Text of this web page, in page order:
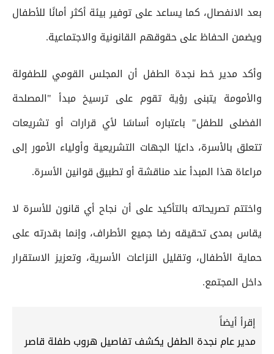
بعد الانفصال، كما يساعد على توفير بيئة أكثر أمانًا للأطفال
ويضمن الحفاظ على حقوقهم القانونية والاجتماعية.
وأكد مدير خط نجدة الطفل أن المجلس القومي للطفولة
والأمومة يتبنى رؤية تقوم على ترسيخ مبدأ "المصلحة
الفضلى للطفل" باعتباره أساسًا لأي قرارات أو تشريعات
تتعلق بالأسرة، داعيًا الجهات التشريعية وأولياء الأمور إلى
مراعاة هذا المبدأ عند مناقشة أو تطبيق قوانين الأسرة.
واختتم تصريحاته بالتأكيد على أن نجاح أي قانون للأسرة لا
يقاس بمدى تحقيقه رضا جميع الأطراف، وإنما بقدرته على
حماية الأطفال، وتقليل النزاعات الأسرية، وتعزيز الاستقرار
داخل المجتمع.
إقرأ أيضاً
مدير عام نجدة الطفل يكشف تفاصيل هروب طفلة قاصر